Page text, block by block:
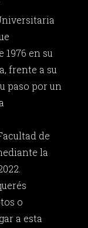
1976 en su
frente a su
paso por un
de
la
o
a esta